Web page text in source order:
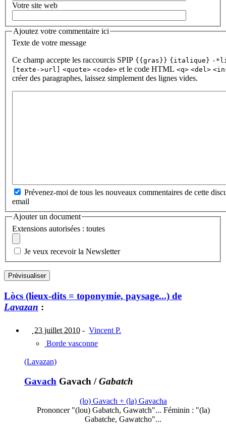
Votre site web
Ajoutez votre commentaire ici
Texte de votre message
Ce champ accepte les raccourcis SPIP {{gras}} {italique} -
[texte->url]
<quote> <code> et le code HTML <q> <del>
créer des paragraphes, laissez simplement des lignes vides.
Prévenez-moi de tous les nouveaux commentaires de cette
email
Ajouter un document
Extensions autorisées : toutes
Je veux recevoir la Newsletter
Lòcs (lieux-dits = toponymie, paysage...) de
Lavazan :
23 juillet 2010 - Vincent P.
Borde vasconne
(Lavazan)
Gavach Gavach /Gabatch
(lo) Gavach + (la) Gavacha
Prononcer "(lou) Gabatch, Gawatch"... Féminin : "(la)
Gabatche, Gawatcho"...